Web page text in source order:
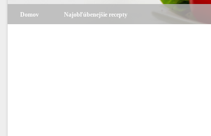
Domov Najobľúbenejšie recepty